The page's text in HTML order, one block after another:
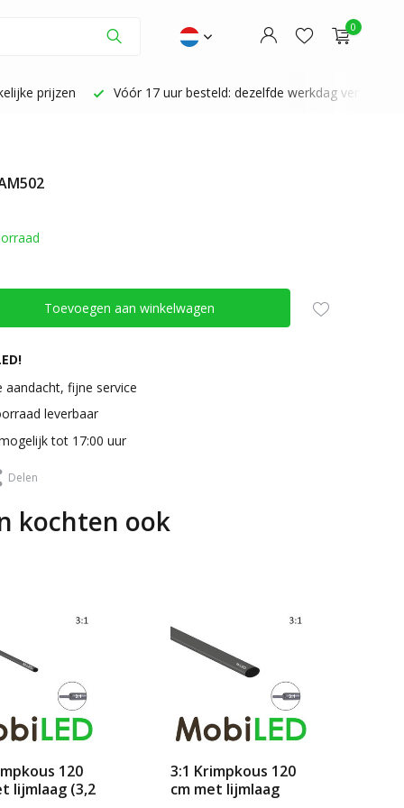
0
prijzen Vóór 17 uur besteld: dezelfde werkdag verzonden
Toevoegen aan winkelwagen
aandacht, fijne service
leverbaar
tot 17:00 uur
Delen
kochten ook
120
lijmlaag (3,2
3:1 Krimpkous 120
cm met lijmlaag